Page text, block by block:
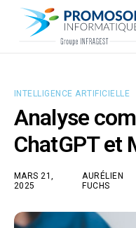
Qui sommes-nous ?
Nos ressources
Support
INTELLIGENCE ARTIFICIELLE
Analyse
ChatGPT et
MARS 21,
2025
AURÉLIEN
FUCHS